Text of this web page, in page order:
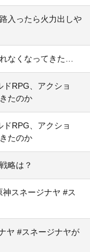
入ったら火力出しや
なくなってきた…
ドRPG、アクショ
たのか
ドRPG、アクショ
たのか
略は？
神スネージナヤ #ス
ヤ #スネージナヤが